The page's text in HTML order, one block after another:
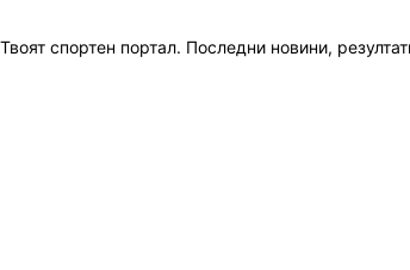
Твоят спортен портал. Последни новини,